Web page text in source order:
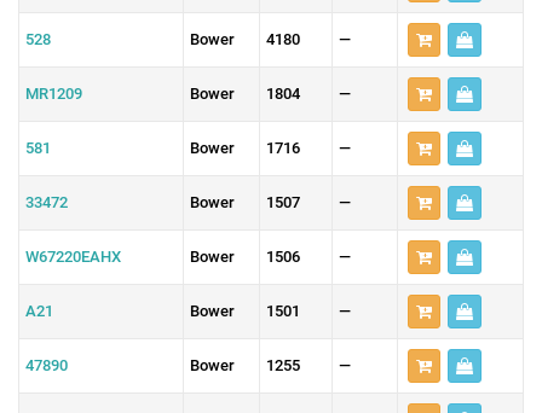
528 Bower 4180 —
MR1209 Bower 1804 —
581 Bower 1716 —
33472 Bower 1507 —
W67220EAHX Bower 1506 —
A21 Bower 1501 —
47890 Bower 1255 —